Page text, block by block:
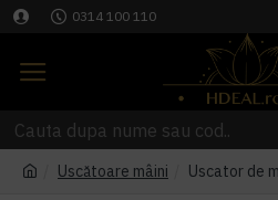
0314 100 110
Uscătoare mâini Uscator de